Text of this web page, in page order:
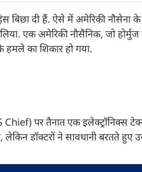
बिछा दी हैं. ऐसे में अमेरिकी नौसेना
एक अमेरिकी नौसैनिक, जो
का शिकार हो गया.
पर तैनात एक इलेक्ट्रॉनिक्स
लेकिन डॉक्टरों ने सावधानी बरतते